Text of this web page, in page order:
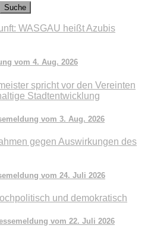
WASGAU heißt Azubis
vom 4. Aug. 2026
spricht vor den Vereinten
Stadtentwicklung
vom 3. Aug. 2026
gegen Auswirkungen des
vom 24. Juli 2026
und demokratisch
vom 22. Juli 2026